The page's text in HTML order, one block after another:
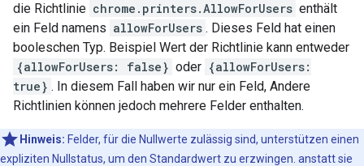
die Richtlinie chrome.printers.AllowForUsers enthält
ein Feld namens allowForUsers . Dieses Feld hat einen
booleschen Typ. Beispiel Wert der Richtlinie kann entweder
{allowForUsers: false} oder {allowForUsers:
true} . In diesem Fall haben wir nur ein Feld, Andere
Richtlinien können jedoch mehrere Felder enthalten.
Hinweis: Felder, für die Nullwerte zulässig sind, unterstützen einen
expliziten Nullstatus, um den Standardwert zu erzwingen. anstatt sie